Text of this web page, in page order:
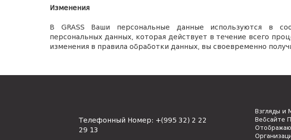
Изменения
В GRASS Ваши персональные данные используются в
персональных данных, которая действует в течение всего
изменения в правила обработки данных, вы своевременно
Телефонный Номер: +(995 32) 2 22
29 13
Взгляды и
Вебсайте